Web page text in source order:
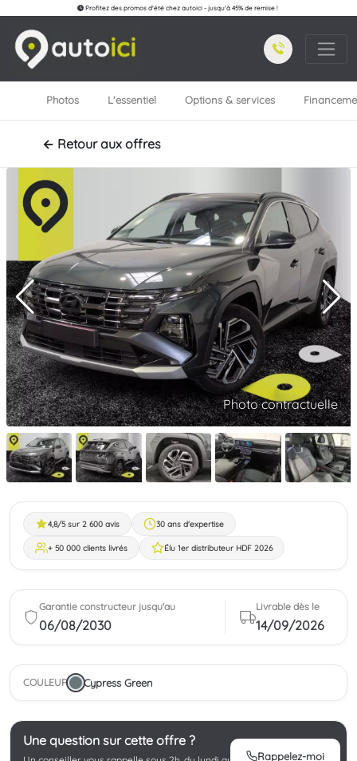
Profitez des promos d'été chez autoici - jusqu'à 45% de remise !
Photos L'essentiel Options & services
← Retour aux offres
Photo contractuelle
4,8/5 sur 2 600 avis 30 ans d'expertise
+ 50 000 clients livrés Élu 1er distributeur HDF 2026
Garantie constructeur jusqu'au
06/08/2030
Livrable dès le
14/09/2026
COULEUR Cypress Green
Une question sur cette offre ?
Rappelez-moi